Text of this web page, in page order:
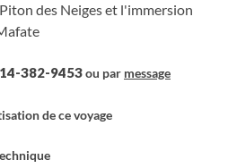
des Neiges et l'immersion
382-9453ou par message
de ce voyage